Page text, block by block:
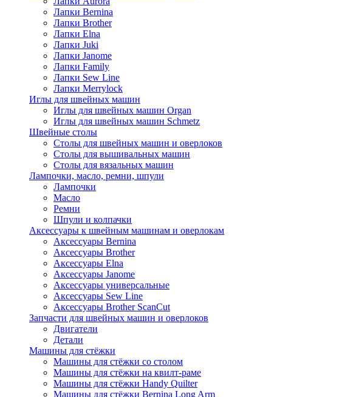
Лапки Bernina
Лапки Brother
Лапки Elna
Лапки Juki
Лапки Janome
Лапки Family
Лапки Sew Line
Лапки Merrylock
Иглы для швейных машин
Иглы для швейных машин Organ
Иглы для швейных машин Schmetz
Швейные столы
Столы для швейных машин и оверлоков
Столы для вышивальных машин
Столы для вязальных машин
Лампочки, масло, ремни, шпули
Лампочки
Масло
Ремни
Шпули и колпачки
Аксессуары к швейным машинам и оверлокам
Аксессуары Bernina
Аксессуары Brother
Аксессуары Elna
Аксессуары Janome
Аксессуары универсальные
Аксессуары Sew Line
Аксессуары Brother ScanCut
Запчасти для швейных машин и оверлоков
Двигатели
Детали
Машины для стёжки
Машины для стёжки со столом
Машины для стёжки на квилт-раме
Машины для стёжки Handy Quilter
Машины для стёжки Bernina Long Arm